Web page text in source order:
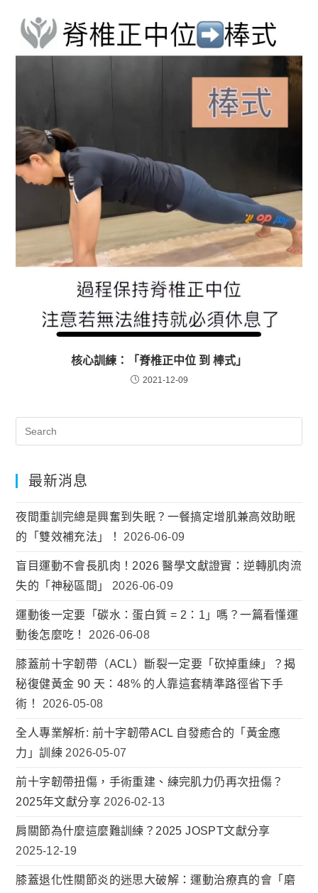
核心訓練：「脊椎正中位 到 棒式」
2021-12-09
最新消息
夜間重訓完總是興奮到失眠？一餐搞定增肌兼高效助眠
的「雙效補充法」！
2026-06-09
盲目運動不會長肌肉！2026 醫學文獻證實：逆轉肌肉流
失的「神秘區間」
2026-06-09
運動後一定要「碳水：蛋白質 = 2：1」嗎？一篇看懂運
動後怎麼吃！
2026-06-08
膝蓋前十字韌帶（ACL）斷裂一定要「砍掉重練」？揭
秘復健黃金 90 天：48% 的人靠這套精準路徑省下手
術！
2026-05-08
全人專業解析: 前十字韌帶ACL 自發癒合的「黃金應
力」訓練 2026-05-07
前十字韌帶扭傷，手術重建、練完肌力仍再次扭傷？
2025年文獻分享 2026-02-13
肩關節為什麼這麼難訓練？2025 JOSPT文獻分享
2025-12-19
膝蓋退化性關節炎的迷思大破解：運動治療真的會「磨